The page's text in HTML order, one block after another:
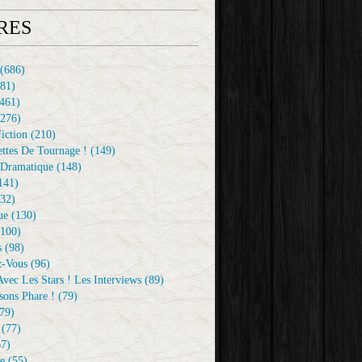
(210)
De Tournage ! (149)
(148)
(130)
(98)
Vous (96)
Les Stars ! Les Interviews (89)
Phare ! (79)